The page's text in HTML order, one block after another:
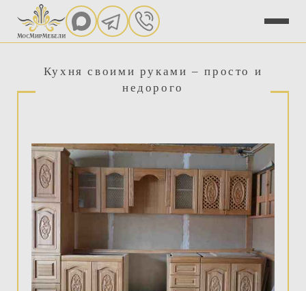
Кухня своими руками – просто и
недорого